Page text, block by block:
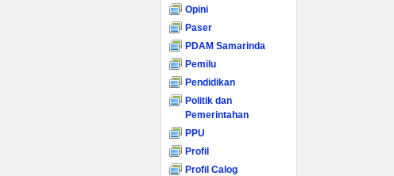
Opini
Paser
PDAM Samarinda
Pemilu
Pendidikan
Politik dan
Pemerintahan
PPU
Profil
Profil Calog